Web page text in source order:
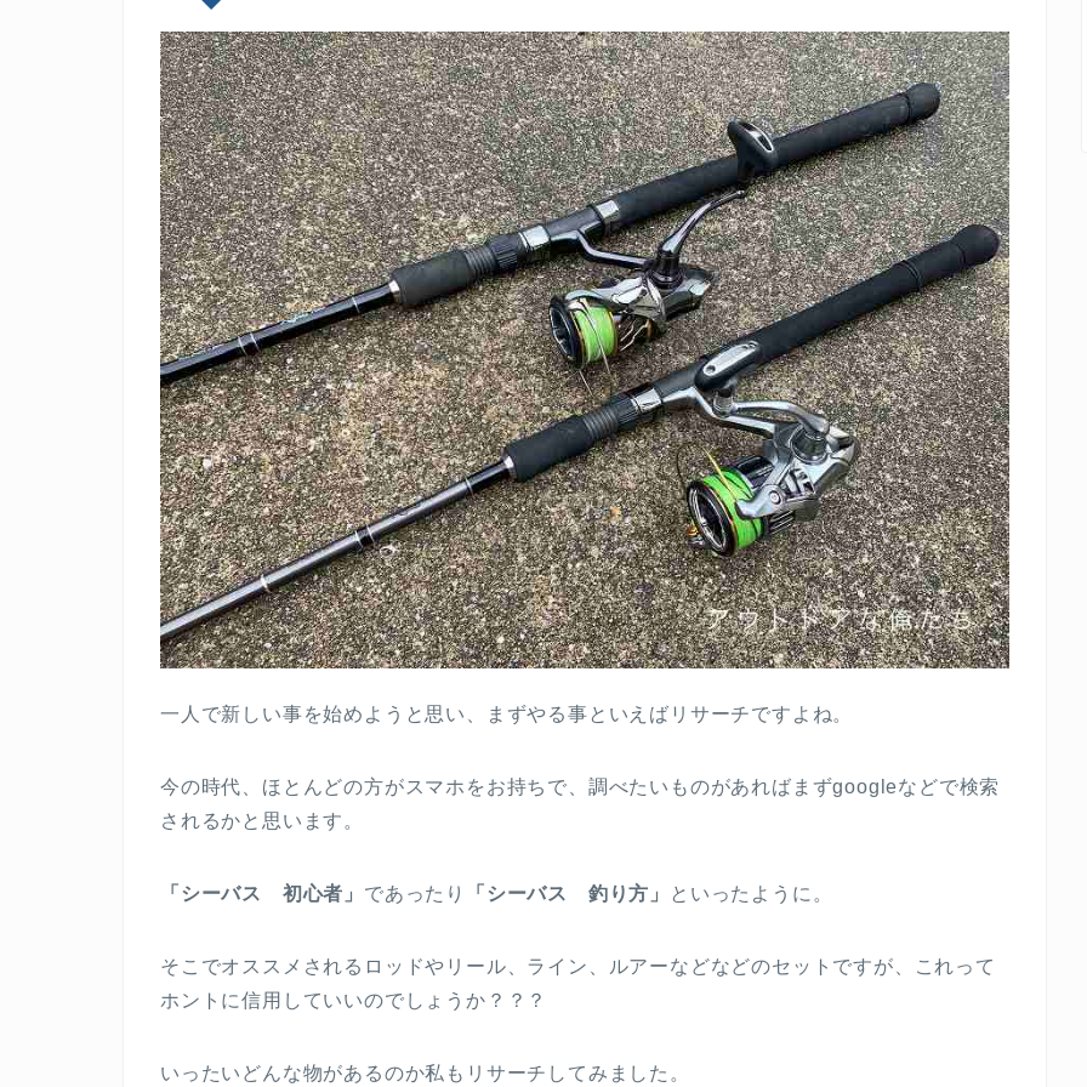
一人で新しい事を始めようと思い、まずやる事といえばリサーチですよね。
今の時代、ほとんどの方がスマホをお持ちで、調べたいものがあればまずgoogleなどで検索
されるかと思います。
「シーバス 初心者」 であったり 「シーバス 釣り方」 といったように。
そこでオススメされるロッドやリール、ライン、ルアーなどなどのセットですが、これって
ホントに信用していいのでしょうか？？？
いったいどんな物があるのか私もリサーチしてみました。